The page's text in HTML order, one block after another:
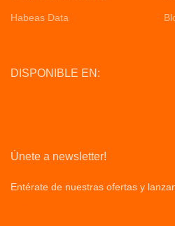
Habeas Data
DISPONIBLE EN:
Únete a newsletter!
Entérate de nuestras ofertas y